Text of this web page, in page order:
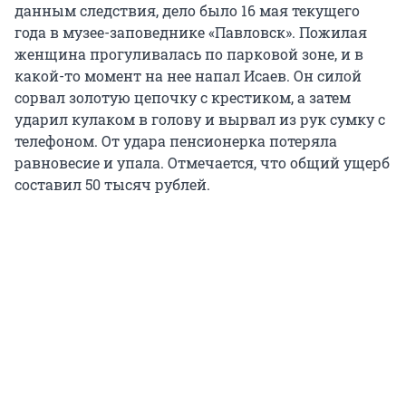
данным следствия, дело было 16 мая текущего
года в музее-заповеднике «Павловск». Пожилая
женщина прогуливалась по парковой зоне, и в
какой-то момент на нее напал Исаев. Он силой
сорвал золотую цепочку с крестиком, а затем
ударил кулаком в голову и вырвал из рук сумку с
телефоном. От удара пенсионерка потеряла
равновесие и упала. Отмечается, что общий ущерб
составил 50 тысяч рублей.